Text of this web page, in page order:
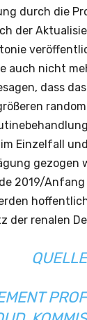
durch die
der
auch nicht
dass
Einzelfall
gezogen
2019/
der renalen